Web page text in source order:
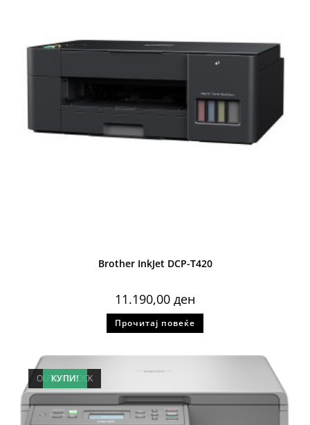
Brother InkJet DCP-T420
11.190,00 ден
Прочитај повеќе
OUT OF STOCK
КУПИ!